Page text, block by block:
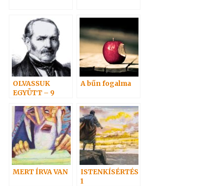
OLVASSUK
EGYÜTT – 9
A bűn fogalma
MERT ÍRVA VAN
ISTENKÍSÉRTÉS
1